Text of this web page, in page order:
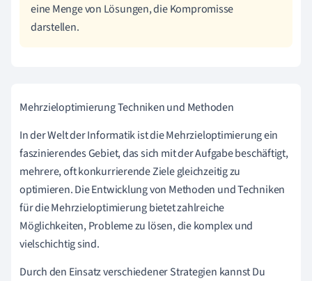
eine Menge von Lösungen, die Kompromisse
darstellen.
Mehrzieloptimierung Techniken und Methoden
In der Welt der Informatik ist die Mehrzieloptimierung ein
faszinierendes Gebiet, das sich mit der Aufgabe beschäftigt,
mehrere, oft konkurrierende Ziele gleichzeitig zu
optimieren. Die Entwicklung von Methoden und Techniken
für die Mehrzieloptimierung bietet zahlreiche
Möglichkeiten, Probleme zu lösen, die komplex und
vielschichtig sind.
Durch den Einsatz verschiedener Strategien kannst Du